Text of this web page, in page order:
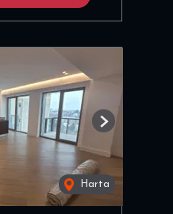
Harta
Next